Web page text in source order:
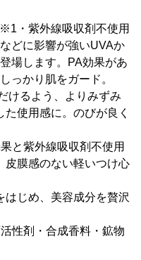
・紫外線吸収剤不使用
どに影響が強いUVAか
場します。PA効果があ
っかり肌をガード。
けるよう、よりみずみ
使用感に。のびが良く
と紫外線吸収剤不使用
皮膜感のない軽いつけ心
はじめ、美容成分を贅沢
性剤・合成香料・鉱物